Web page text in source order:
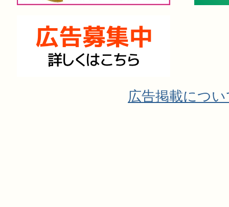
広告掲載につ